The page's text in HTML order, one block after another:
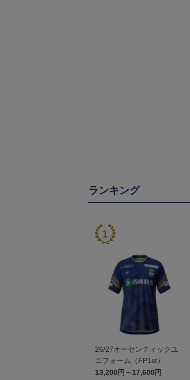
ランキング
26/27オーセンティックユ
ニフォーム（FP1st）
13,200円～17,600円